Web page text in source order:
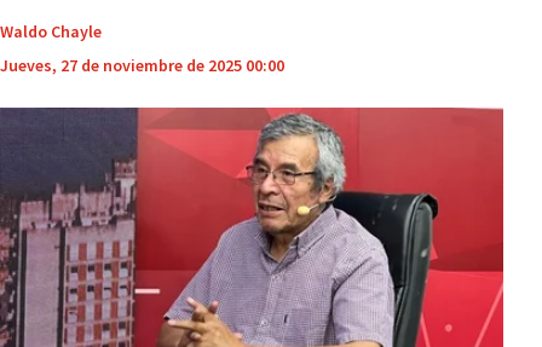
Waldo Chayle
Jueves, 27 de noviembre de 2025 00:00